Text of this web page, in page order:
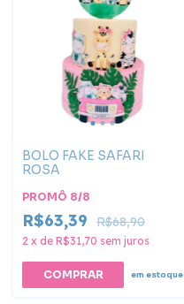
BOLO FAKE SAFARI
ROSA
PROMÔ 8/8
R$63,39 R$68,90
2 x de R$31,70 sem juros
COMPRAR em estoque